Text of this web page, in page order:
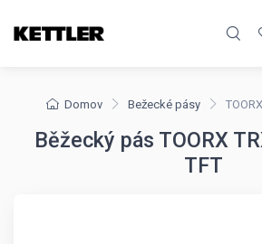
Domov Bežecké pásy
Běžecký pás TOORX
TFT